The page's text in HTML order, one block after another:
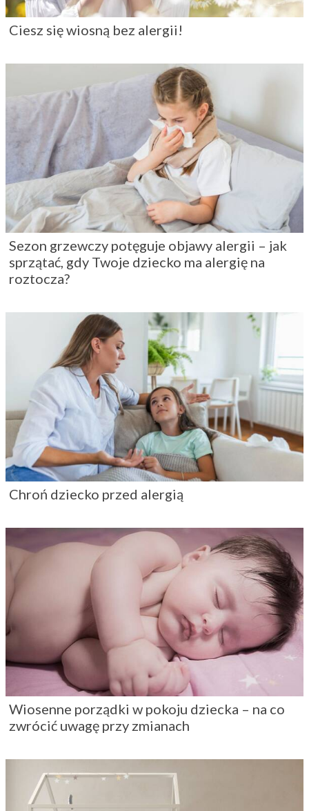
Ciesz się wiosną bez alergii!
Sezon grzewczy potęguje objawy alergii – jak
sprzątać, gdy Twoje dziecko ma alergię na
roztocza?
Chroń dziecko przed alergią
Wiosenne porządki w pokoju dziecka – na co
zwrócić uwagę przy zmianach